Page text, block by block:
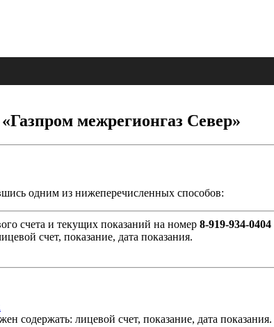
межрегионгаз Север»
одним из нижеперечисленных способов:
счета и текущих показаний на номер 8-919-934-0404
счет, показание, дата показания.
содержать: лицевой счет, показание, дата показания.